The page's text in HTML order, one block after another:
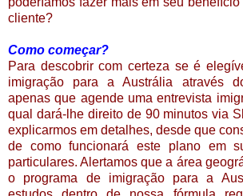
cliente?
Como começar?
Para descobrir com certeza se é
imigração para a Austrália através
apenas que agende uma entrevista
qual dará-lhe direito de 90 minutos via
explicarmos em detalhes, desde que
de como funcionará este plano em
particulares. Alertamos que a área geogr
o programa de imigração para a